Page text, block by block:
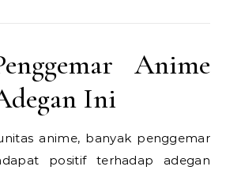
Anime
Ini
anime, banyak penggemar
positif terhadap adegan